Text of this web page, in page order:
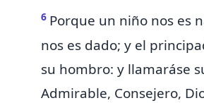
6 Porque un niño nos es
nos es dado; y el
su hombro: y llamaráse
Admirable, Consejero,